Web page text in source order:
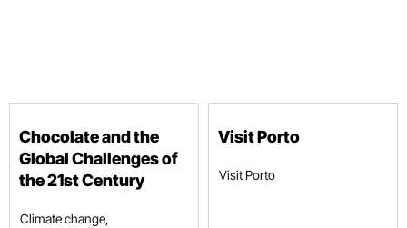
Chocolate and the
Global Challenges of
the 21st Century
Climate change,
Visit Porto
Visit Porto